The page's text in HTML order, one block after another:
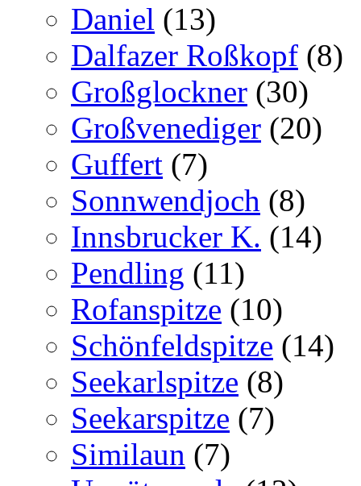
Daniel (13)
Dalfazer Roßkopf (8)
Großglockner (30)
Großvenediger (20)
Guffert (7)
Sonnwendjoch (8)
Innsbrucker K. (14)
Pendling (11)
Rofanspitze (10)
Schönfeldspitze (14)
Seekarlspitze (8)
Seekarspitze (7)
Similaun (7)